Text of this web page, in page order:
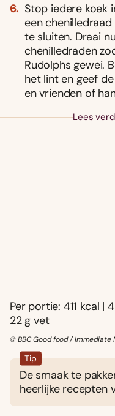
Stop iedere koek
een
te sluiten. Draai
chenilledraden
Rudolphs gewei.
het lint en geef
en vrienden of
Lees
Per portie: 411 kcal |
22 g vet
© BBC Good food / Immediate
Tip
De smaak te
heerlijke recepten